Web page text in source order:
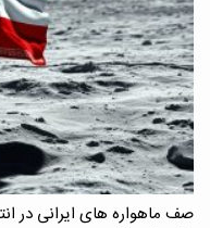
صف ماهواره های ایرانی در